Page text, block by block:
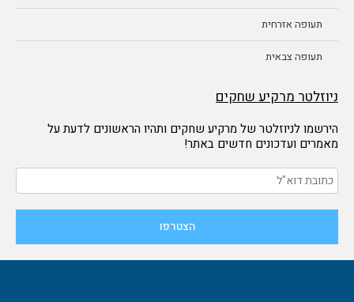
תעופה אזרחית
תעופה צבאית
ניוזלטר מרקיע שחקים
הירשמו לניוזלטר של מרקיע שחקים ותהיו הראשונים לדעת על
מאמרים ועדכונים חדשים באתר!